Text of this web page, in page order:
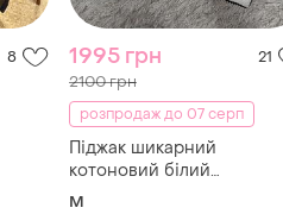
8 1995 грн 21
2100 грн
розпродаж до 07 серп
Піджак шикарний
котоновий білий
вишиванка !на с-м
M